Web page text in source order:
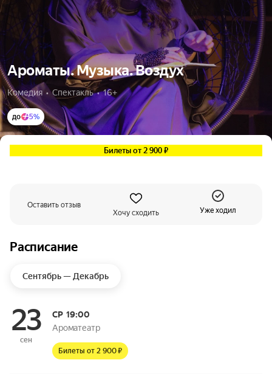
Ароматы. Музыка. Воздух
Комедия  •  Спектакль  •  16+
до 5%
Билеты от 2 900 ₽
Оставить отзыв
Хочу сходить
Уже ходил
Расписание
Сентябрь — Декабрь
23
сен
СР19:00
Ароматеатр
Билеты от 2 900 ₽